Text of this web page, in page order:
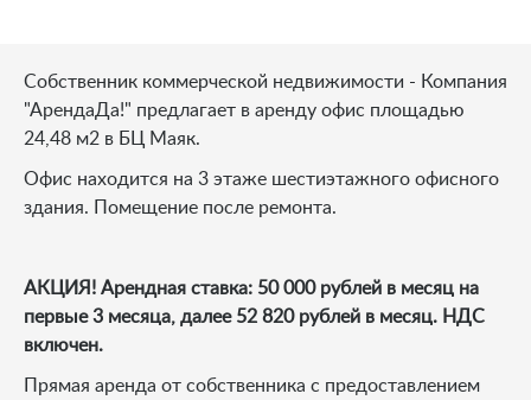
Собственник коммерческой недвижимости - Компания
"АрендаДа!" предлагает в аренду офис площадью
24,48 м2 в БЦ Маяк.
Офис находится на 3 этаже шестиэтажного офисного
здания. Помещение после ремонта.
АКЦИЯ! Арендная ставка: 50 000 рублей в месяц на
первые 3 месяца, далее 52 820 рублей в месяц. НДС
включен.
Прямая аренда от собственника с предоставлением